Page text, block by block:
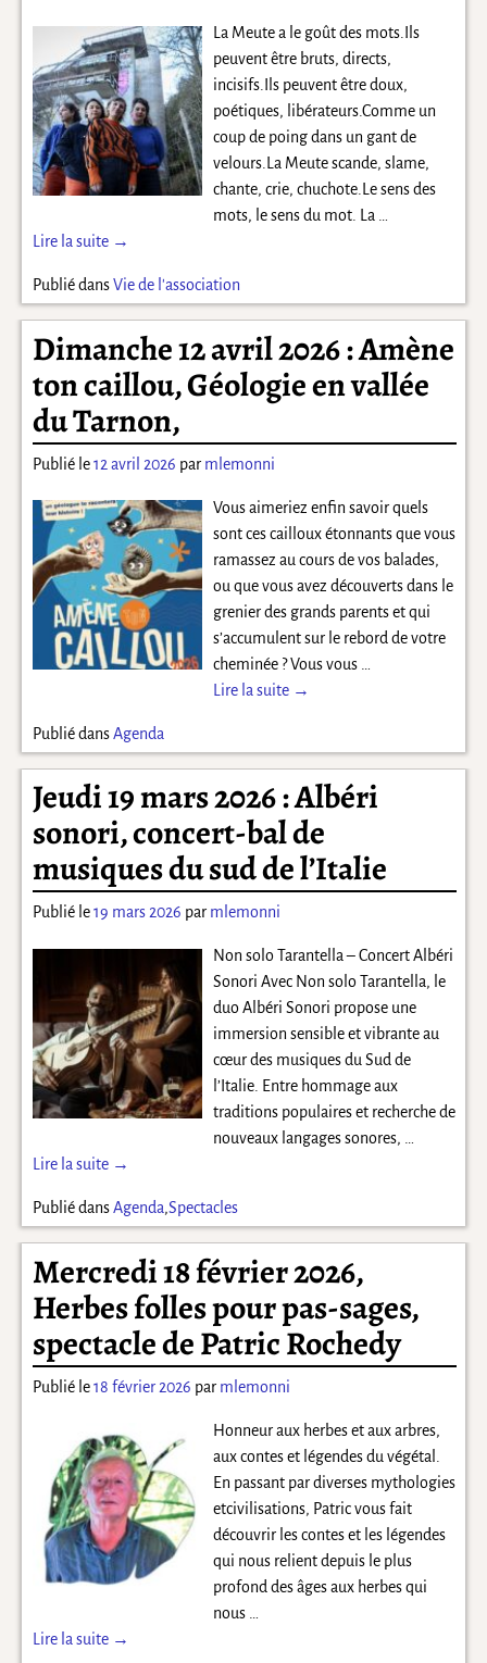
La Meute a le goût des mots.Ils
peuvent être bruts, directs,
incisifs.Ils peuvent être doux,
poétiques, libérateurs.Comme un
coup de poing dans un gant de
velours.La Meute scande, slame,
chante, crie, chuchote.Le sens des
mots, le sens du mot. La …
Lire la suite →
Publié dansVie de l'association
Dimanche 12 avril 2026 : Amène
ton caillou, Géologie en vallée
du Tarnon,
Publié le12 avril 2026 par mlemonni
Vous aimeriez enfin savoir quels
sont ces cailloux étonnants que vous
ramassez au cours de vos balades,
ou que vous avez découverts dans le
grenier des grands parents et qui
s’accumulent sur le rebord de votre
cheminée ? Vous vous
Lire la suite →
Publié dansAgenda
Jeudi 19 mars 2026 : Albéri
sonori, concert-bal de
musiques du sud de l’Italie
Publié le19 mars 2026 par mlemonni
Non solo Tarantella – Concert Albéri
Sonori Avec Non solo Tarantella, le
duo Albéri Sonori propose une
immersion sensible et vibrante au
cœur des musiques du Sud de
l’Italie. Entre hommage aux
traditions populaires et recherche de
nouveaux langages sonores, …
Lire la suite →
Publié dansAgenda,Spectacles
Mercredi 18 février 2026,
Herbes folles pour pas-sages,
spectacle de Patric Rochedy
Publié le18 février 2026 par mlemonni
Honneur aux herbes et aux arbres,
aux contes et légendes du végétal.
En passant par diverses mythologies
etcivilisations, Patric vous fait
découvrir les contes et les légendes
qui nous relient depuis le plus
profond des âges aux herbes qui
nous
Lire la suite →